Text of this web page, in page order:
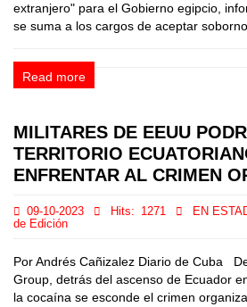
extranjero" para el Gobierno egipcio,
se suma a los cargos de aceptar
Read more
MILITARES DE EEUU
TERRITORIO
ENFRENTAR AL CRIMEN
09-10-2023 Hits: 1271 EN
de Edición
Por Andrés Cañizalez Diario de Cuba
Group, detrás del ascenso de Ecuador
la cocaína se esconde el crimen